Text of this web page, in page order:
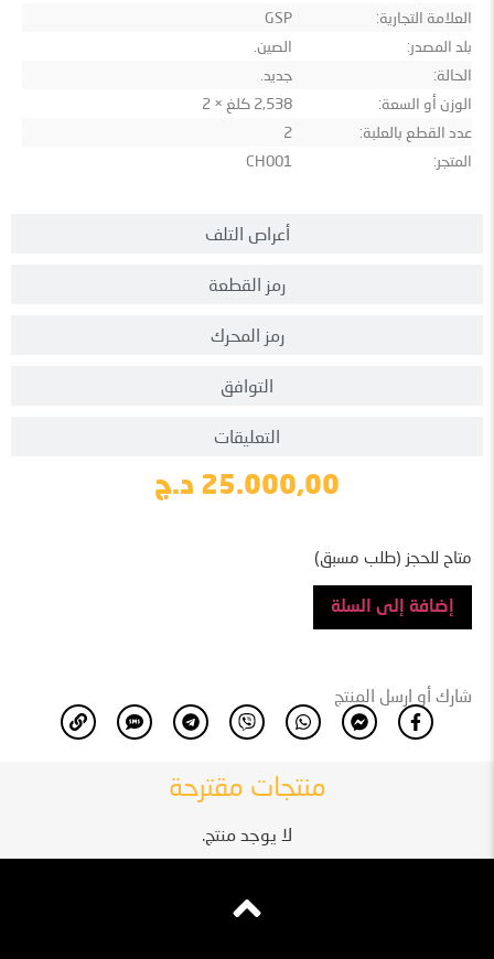
أعراص التلف
رمز القطعة
رمز المحرك
التوافق
التعليقات
العلامة التجارية:
GSP
بلد المصدر:
الصين.
الحالة:
جديد.
الوزن أو السعة:
2,538 كلغ × 2
عدد القطع بالعلبة:
2
المتجر:
CH001
25.000,00 د.ج
متاح للحجز (طلب مسبق)
إضافة إلى السلة
شارك أو ارسل المنتج
منتجات مقترحة
لا يوجد منتج.